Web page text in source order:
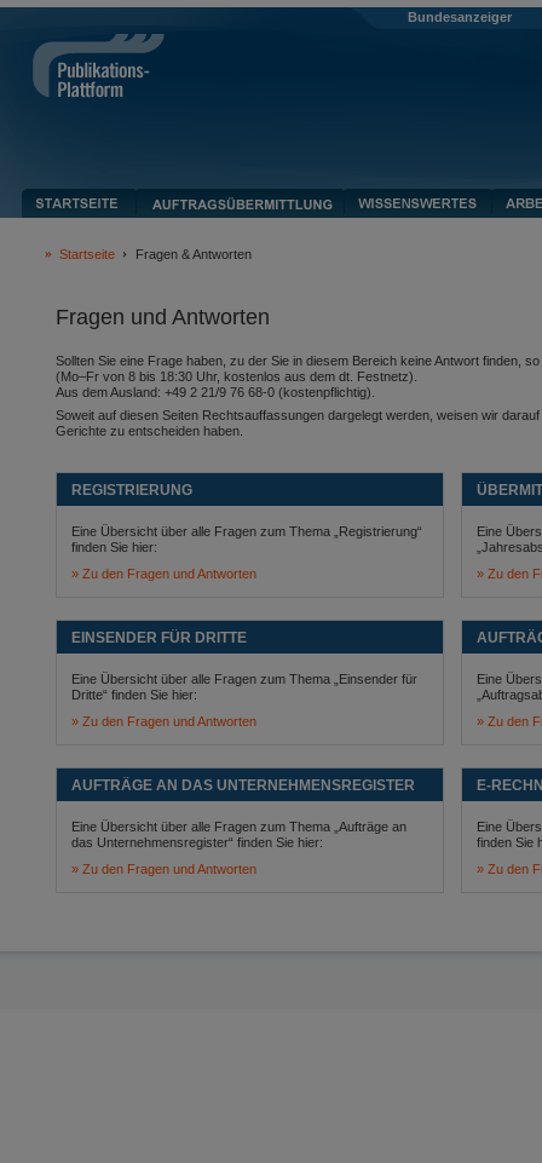
Bundesanzeiger
Startseite Fragen & Antworten
Fragen und Antworten
Sollten Sie eine Frage haben, zu der Sie in diesem Bereich keine Antwort finden,
(Mo–Fr von 8 bis 18:30 Uhr, kostenlos aus dem dt. Festnetz).
Aus dem Ausland: +49 2 21/9 76 68-0 (kostenpflichtig).
Soweit auf diesen Seiten Rechtsauffassungen dargelegt werden, weisen wir
Gerichte zu entscheiden haben.
REGISTRIERUNG
Eine Übersicht über alle Fragen zum Thema „Registrierung“
finden Sie hier:
Zu den Fragen und Antworten
Eine
Zu den
EINSENDER FÜR DRITTE
Eine Übersicht über alle Fragen zum Thema „Einsender für
Dritte“ finden Sie hier:
Zu den Fragen und Antworten
Eine
Zu den
AUFTRÄGE AN DAS UNTERNEHMENSREGISTER
Eine Übersicht über alle Fragen zum Thema „Aufträge an
das Unternehmensregister“ finden Sie hier:
Zu den Fragen und Antworten
E-
Eine
finden Sie
Zu den